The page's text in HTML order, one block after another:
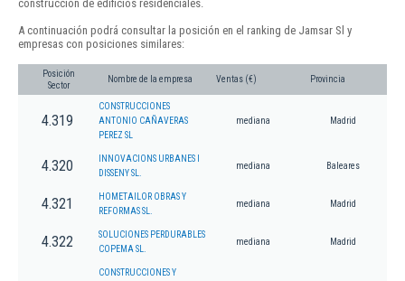
construcción de edificios residenciales.
A continuación podrá consultar la posición en el ranking de Jamsar Sl y
empresas con posiciones similares:
Posición
Sector
Nombre de la empresa Ventas (€) Provincia
4.319
CONSTRUCCIONES
ANTONIO CAÑAVERAS
PEREZ SL
mediana Madrid
4.320
INNOVACIONS URBANES I
DISSENY SL.
mediana Baleares
4.321
HOMETAILOR OBRAS Y
REFORMAS SL.
mediana Madrid
4.322
SOLUCIONES PERDURABLES
COPEMA SL.
mediana Madrid
CONSTRUCCIONES Y